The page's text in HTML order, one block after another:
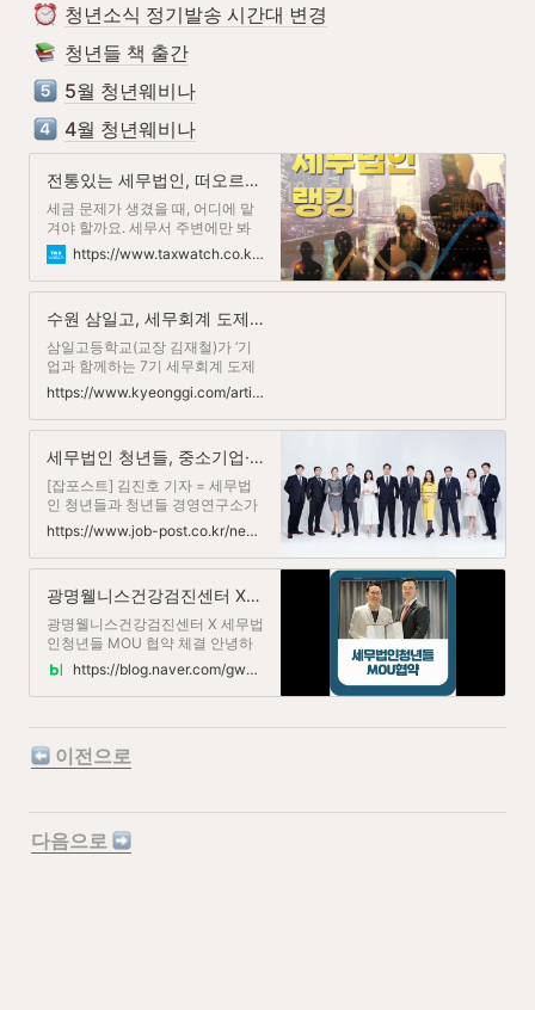
청년소식 정기발송 시간대 변경
청년들 책 출간
5월 청년웨비나
4월 청년웨비나
전통있는 세무법인, 떠오르는 세무법인은 어디?
세금 문제가 생겼을 때, 어디에 맡
겨야 할까요. 세무서 주변에만 봐
도 수많은 세무법인과 세무회계사
무소들이 몰려 있는데요. 요즘 어
디가 잘하는지, 다른 납세자들이
순위는 어떻게 되는지...
https://www.taxwatch.co.kr/article/tax/2023/11/14/0003/naver
수원 삼일고, 세무회계 도제학교 7기 도제교육 활동 발표 워크숍 성료
삼일고등학교(교장 김재철)가 ‘기
업과 함께하는 7기 세무회계 도제
학교 활동발표 워크숍’을 성공적으
로 마쳤다. 지난 21일부터 22일까
지 1박 2일 과정으로 운영된 이번
직장 내 교육훈련(OJT) 현황을 공
유해 운영의 효율성을 높이고, 학
https://www.kyeonggi.com/article/20231122580256
세무법인 청년들, 중소기업·자영업자 지원서비스 '지원24' 론칭
[잡포스트] 김진호 기자 = 세무법
인 청년들과 청년들 경영연구소가
라는 슬로건을 걸고, 중소기업 및
자영업자 맞춤 서비스인 지원24를
론칭한다고 밝혔다.지원24는 중소
서비스로 기존 세무 업무는 기본으
로 제공하고 각종 지원금에 관한
가이드라인 제시, 수령 서포트를
정청구)까지 서비스하는 토탈솔루
션으로 기대를 모으고 있다.김재우
영업자 분들과 상담시 수령이 가능
하나 정보의 미비 또는 실행 방법
의 어려움
https://www.job-post.co.kr/news/articleView.html?idxno=67806
광명웰니스건강검진센터 X 세무법인청년들 MOU 협약 체결
광명웰니스건강검진센터 X 세무법
인청년들 MOU 협약 체결 안녕하
세요^^ 광명웰니스건강검진센터
입니다....
https://blog.naver.com/gwangmyeongwellness/222903793419
이전으로
다음으로